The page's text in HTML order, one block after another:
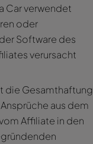
Car verwendet
oder
Software des
verursacht
die Gesamthaftung
aus dem
Affiliate in den